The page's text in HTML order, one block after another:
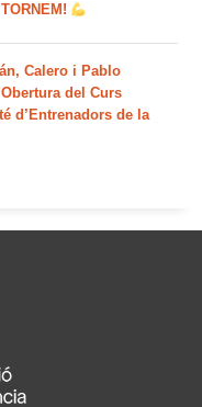
Calero i Pablo
del Curs
d’Entrenadors de la